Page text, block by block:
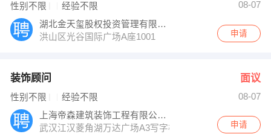
性别不限 经验不限
08-07
湖北金天玺股权投资管理有限责任公司
洪山区光谷国际广场A座1001
申请
装饰顾问 面议
性别不限 经验不限
08-07
上海帝森建筑装饰工程有限公司武汉分公司
武汉江汉菱角湖万达广场A3写字楼2115
申请